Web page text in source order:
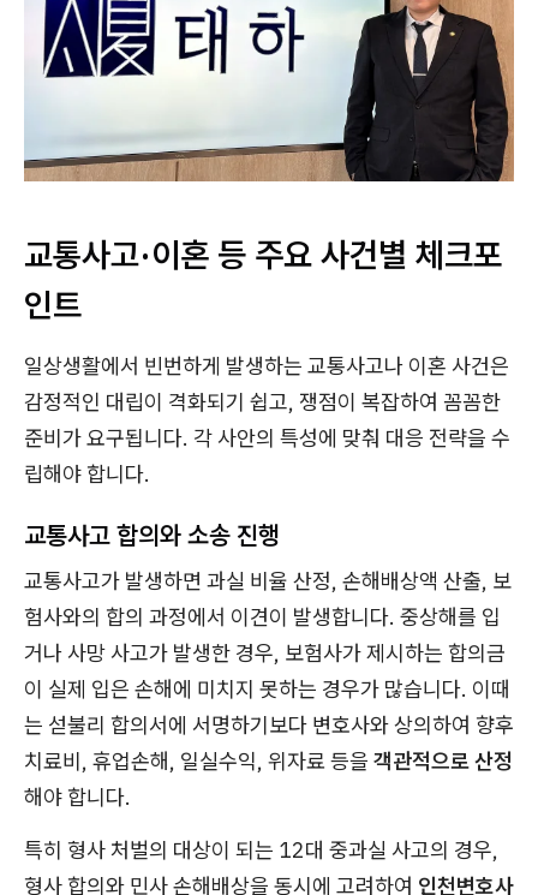
교통사고·이혼 등 주요 사건별 체크포
인트
일상생활에서 빈번하게 발생하는 교통사고나 이혼 사건은
감정적인 대립이 격화되기 쉽고, 쟁점이 복잡하여 꼼꼼한
준비가 요구됩니다. 각 사안의 특성에 맞춰 대응 전략을 수
립해야 합니다.
교통사고 합의와 소송 진행
교통사고가 발생하면 과실 비율 산정, 손해배상액 산출, 보
험사와의 합의 과정에서 이견이 발생합니다. 중상해를 입
거나 사망 사고가 발생한 경우, 보험사가 제시하는 합의금
이 실제 입은 손해에 미치지 못하는 경우가 많습니다. 이때
는 섣불리 합의서에 서명하기보다 변호사와 상의하여 향후
치료비, 휴업손해, 일실수익, 위자료 등을 객관적으로 산정
해야 합니다.
특히 형사 처벌의 대상이 되는 12대 중과실 사고의 경우,
형사 합의와 민사 손해배상을 동시에 고려하여 인천변호사